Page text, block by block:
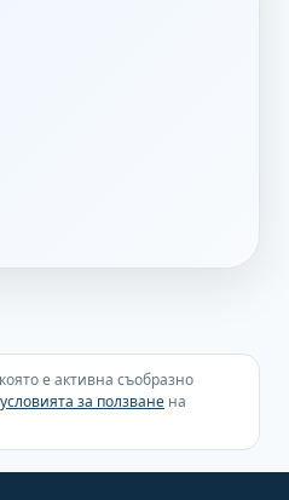
е активна съобразно
условията за ползване на